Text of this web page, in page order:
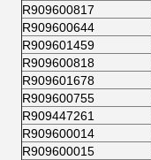
R909600817
R909600644
R909601459
R909600818
R909601678
R909600755
R909447261
R909600014
R909600015